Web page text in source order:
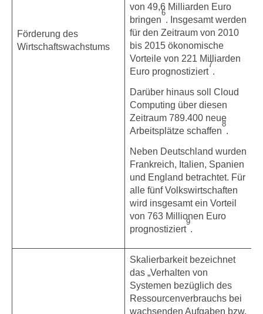
Förderung des
Wirtschaftswachstums
von 49,6 Milliarden Euro
bringen
6
. Insgesamt werden
für den Zeitraum von 2010
bis 2015 ökonomische
Vorteile von 221 Milliarden
Euro prognostiziert
7
.
Darüber hinaus soll Cloud
Computing über diesen
Zeitraum 789.400 neue
Arbeitsplätze schaffen
8
.
Neben Deutschland wurden
Frankreich, Italien, Spanien
und England betrachtet. Für
alle fünf Volkswirtschaften
wird insgesamt ein Vorteil
von 763 Millionen Euro
prognostiziert
9
.
Skalierbarkeit bezeichnet
das „Verhalten von
Systemen bezüglich des
Ressourcenverbrauchs bei
wachsenden Aufgaben bzw.